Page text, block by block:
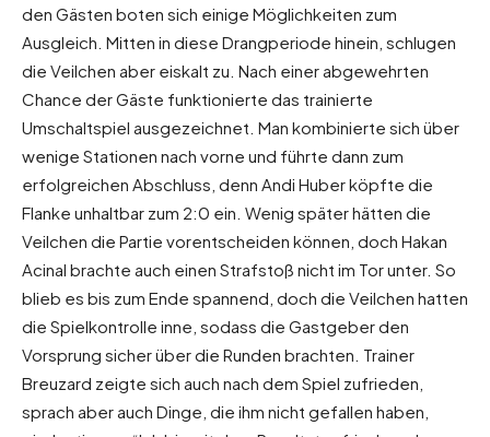
den Gästen boten sich einige Möglichkeiten zum
Ausgleich. Mitten in diese Drangperiode hinein, schlugen
die Veilchen aber eiskalt zu. Nach einer abgewehrten
Chance der Gäste funktionierte das trainierte
Umschaltspiel ausgezeichnet. Man kombinierte sich über
wenige Stationen nach vorne und führte dann zum
erfolgreichen Abschluss, denn Andi Huber köpfte die
Flanke unhaltbar zum 2:0 ein. Wenig später hätten die
Veilchen die Partie vorentscheiden können, doch Hakan
Acinal brachte auch einen Strafstoß nicht im Tor unter. So
blieb es bis zum Ende spannend, doch die Veilchen hatten
die Spielkontrolle inne, sodass die Gastgeber den
Vorsprung sicher über die Runden brachten. Trainer
Breuzard zeigte sich auch nach dem Spiel zufrieden,
sprach aber auch Dinge, die ihm nicht gefallen haben,